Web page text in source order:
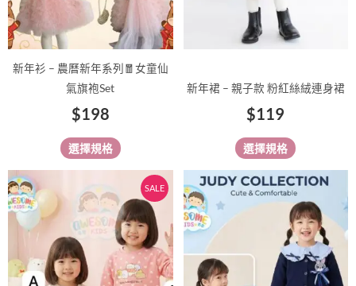
新年衫 – 農曆新年系列🧧女童仙
氣旗袍Set
$198
選擇規格
在
頁
面
選
擇
選
新年裙 – 親子款 粉紅絲絨連身裙
$119
選擇規格
面
選
擇
選
項
SALE
始
價
格：
$65。
前
價
格：
$55。
產
品
此
產
種